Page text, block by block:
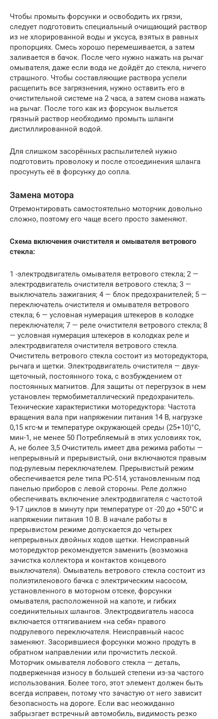
Чтобы промыть форсунки и освободить их грязи,
следует подготовить специальный очищающий раствор
из не хлорированной воды и уксуса, взятых в равных
пропорциях. Смесь хорошо перемешивается, а затем
заливается в бачок. После чего нужно нажать на рычаг
омывателя, даже если вода не дойдёт до стекла, ничего
страшного. Чтобы составляющие раствора успели
расщепить все загрязнения, нужно оставить его в
очистительной системе на 2 часа, а затем снова нажать
на рычаг. После того как из форсунок выльется
грязный раствор необходимо промыть шланги
дистиллированной водой.
Для слишком засорённых распылителей нужно
подготовить проволоку и после отсоединения шланга
просунуть её в форсунку до сопла.
Замена мотора
Отремонтировать самостоятельно моторчик довольно
сложно, поэтому его чаще всего просто заменяют.
Схема включения очистителя и омывателя ветрового
стекла:
1 -электродвигатель омывателя ветрового стекла; 2 —
электродвигатель очистителя ветрового стекла; 3 —
выключатель зажигания; 4 — блок предохранителей; 5 —
переключатель очистителя и омывателя ветрового
стекла; 6 — условная нумерация штекеров в колодке
переключателя; 7 — реле очистителя ветрового стекла; 8
— условная нумерация штекеров в колодках реле и
электродвигателя очистителя ветрового стекла.
Очиститель ветрового стекла состоит из моторедуктора,
рычага и щетки. Электродвигатель очистителя — двух-
щеточный, постоянного тока, с возбуждением от
постоянных магнитов. Для защиты от перегрузок в нем
установлен термобиметаллический предохранитель.
Технические характеристики моторедуктора: Частота
вращения вала при напряжении питания 14 В, нагрузке
0,15 кгс-м и температуре окружающей среды (25+10)°С,
мин-1, не менее 50 Потребляемый в этих условиях ток,
А, не более 3,5 Очиститель имеет два режима работы —
непрерывный и прерывистый, они включаются правым
под-рулевым переключателем. Прерывистый режим
обеспечивается реле типа РС-514, установленным под
панелью приборов с левой стороны. Реле должно
обеспечивать включение электродвигателя с частотой
9-17 циклов в минуту при температуре от -20 до +50°С и
напряжении питания 10 В. В начале работы в
прерывистом режиме допускается до четырех
непрерывных двойных ходов щетки. Неисправный
моторедуктор рекомендуется заменить (возможна
зачистка коллектора и контактов концевого
выключателя). Омыватель ветрового стекла состоит из
полиэтиленового бачка с электрическим насосом,
установленного в моторном отсеке, форсунки
омывателя, расположенной на капоте, и гибких
соединительных шлангов. Электродвигатель насоса
включается оттягиванием «на себя» правого
подрулевого переключателя. Неисправный насос
заменяют. Засорившиеся форсунки можно продуть в
обратном направлении или прочистить леской.
Моторчик омывателя лобового стекла — деталь,
подверженная износу в большей степени из-за частого
использования. Более того, этот элемент должен быть
всегда исправен, потому что зачастую от него зависит
безопасность на дороге. Если вас неожиданно
забрызгает встречный автомобиль, видимость резко